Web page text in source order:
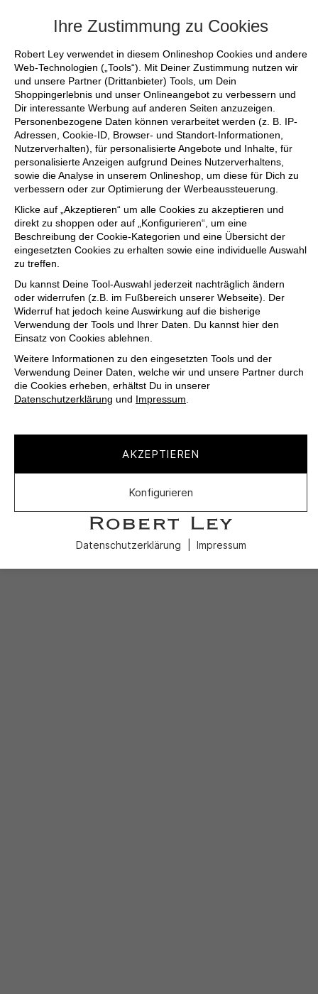
Ihre Zustimmung zu Cookies
Robert Ley verwendet in diesem Onlineshop Cookies und andere
Web-Technologien („Tools“). Mit Deiner Zustimmung nutzen wir
und unsere Partner (Drittanbieter) Tools, um Dein
Shoppingerlebnis und unser Onlineangebot zu verbessern und
Dir interessante Werbung auf anderen Seiten anzuzeigen.
Personenbezogene Daten können verarbeitet werden (z. B. IP-
Adressen, Cookie-ID, Browser- und Standort-Informationen,
Nutzerverhalten), für personalisierte Angebote und Inhalte, für
personalisierte Anzeigen aufgrund Deines Nutzerverhaltens,
sowie die Analyse in unserem Onlineshop, um diese für Dich zu
verbessern oder zur Optimierung der Werbeaussteuerung.
Klicke auf „Akzeptieren“ um alle Cookies zu akzeptieren und
direkt zu shoppen oder auf „Konfigurieren“, um eine
Beschreibung der Cookie-Kategorien und eine Übersicht der
eingesetzten Cookies zu erhalten sowie eine individuelle Auswahl
zu treffen.
Du kannst Deine Tool-Auswahl jederzeit nachträglich ändern
oder widerrufen (z.B. im Fußbereich unserer Webseite). Der
Widerruf hat jedoch keine Auswirkung auf die bisherige
Verwendung der Tools und Ihrer Daten. Du kannst hier den
Einsatz von Cookies ablehnen.
Weitere Informationen zu den eingesetzten Tools und der
Verwendung Deiner Daten, welche wir und unsere Partner durch
die Cookies erheben, erhältst Du in unserer
Datenschutzerklärung und Impressum.
AKZEPTIEREN
Konfigurieren
Datenschutzerklärung Impressum